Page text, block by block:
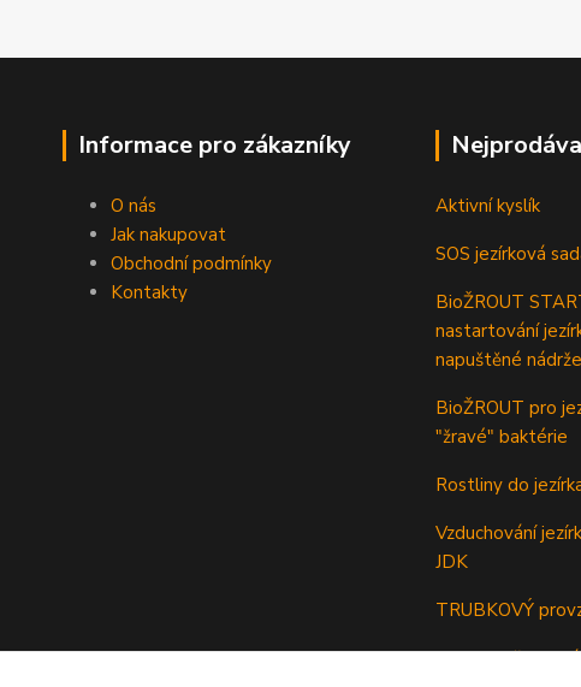
Informace pro zákazníky
O nás
Jak nakupovat
Obchodní podmínky
Kontakty
Aktivní kyslík
SOS jezírková
BioŽROUT
nastartování
napuštěné nádrže
BioŽROUT pro
"žravé" baktérie
Rostliny do
Vzduchování
JDK
TRUBKOVÝ
Odkalovač a